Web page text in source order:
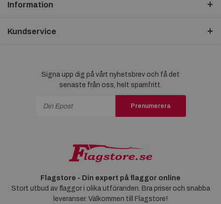
Information
Kundservice
Signa upp dig på vårt nyhetsbrev och få det
senaste från oss, helt spamfritt.
Prenumerera
Flagstore - Din expert på flaggor online
Stort utbud av flaggor i olika utföranden. Bra priser och snabba
leveranser. Välkommen till Flagstore!